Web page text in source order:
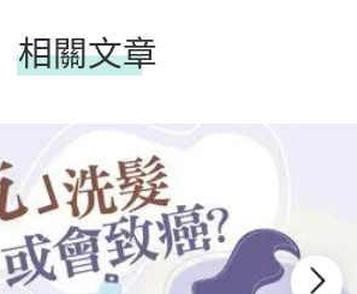
相關文章